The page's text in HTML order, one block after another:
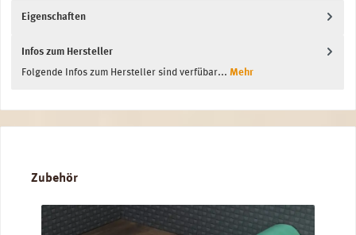
Eigenschaften
Infos zum Hersteller
Folgende Infos zum Hersteller sind verfübar... Mehr
Produktgalerie überspringen
Zubehör